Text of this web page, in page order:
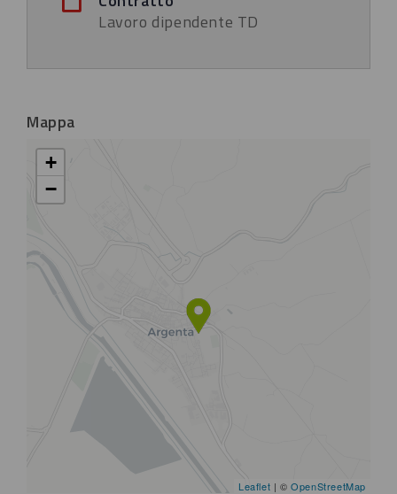
Lavoro dipendente TD
Mappa
+
−
Leaflet | ©OpenStreetMap